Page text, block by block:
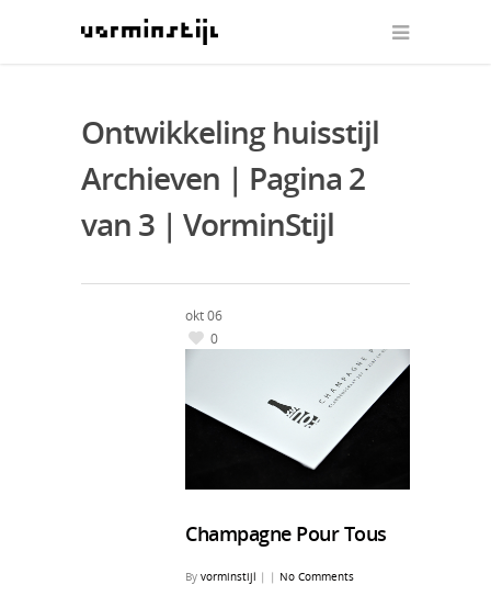
Ontwikkeling huisstijl
Archieven | Pagina 2
van 3 | VorminStijl
okt06
0
Champagne Pour Tous
By vorminstijl | | No Comments